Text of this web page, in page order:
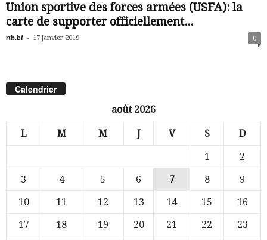
Union sportive des forces armées (USFA): la
carte de supporter officiellement...
rtb.bf - 17 janvier 2019 0
Calendrier
août 2026
L M M J V S D
1
2
3
4 5 6 7 8
9
10
11 12 13 14 15
16
17
18 19 20 21 22
23